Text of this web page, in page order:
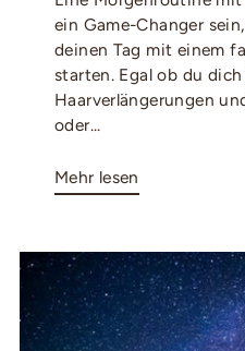
ein Game-Changer
deinen Tag mit einem
starten. Egal ob du
Haarverlängerungen
oder...
Mehr lesen